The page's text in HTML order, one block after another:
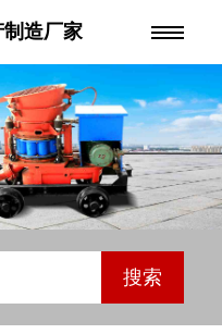
造厂家